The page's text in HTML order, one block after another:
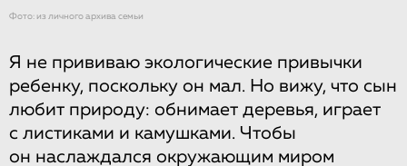
Фото: из личного архива семьи
Я не прививаю экологические привычки
ребенку, поскольку он мал. Но вижу, что сын
любит природу: обнимает деревья, играет
с листиками и камушками. Чтобы
он наслаждался окружающим миром